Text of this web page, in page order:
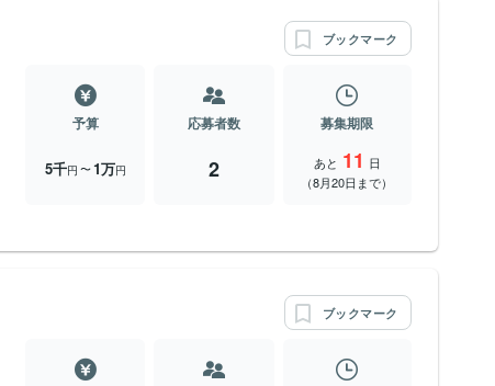
ブックマーク
予算
5千円 〜1万円
応募者数
2
募集期限
あと 11 日
（8月20日まで）
ブックマーク